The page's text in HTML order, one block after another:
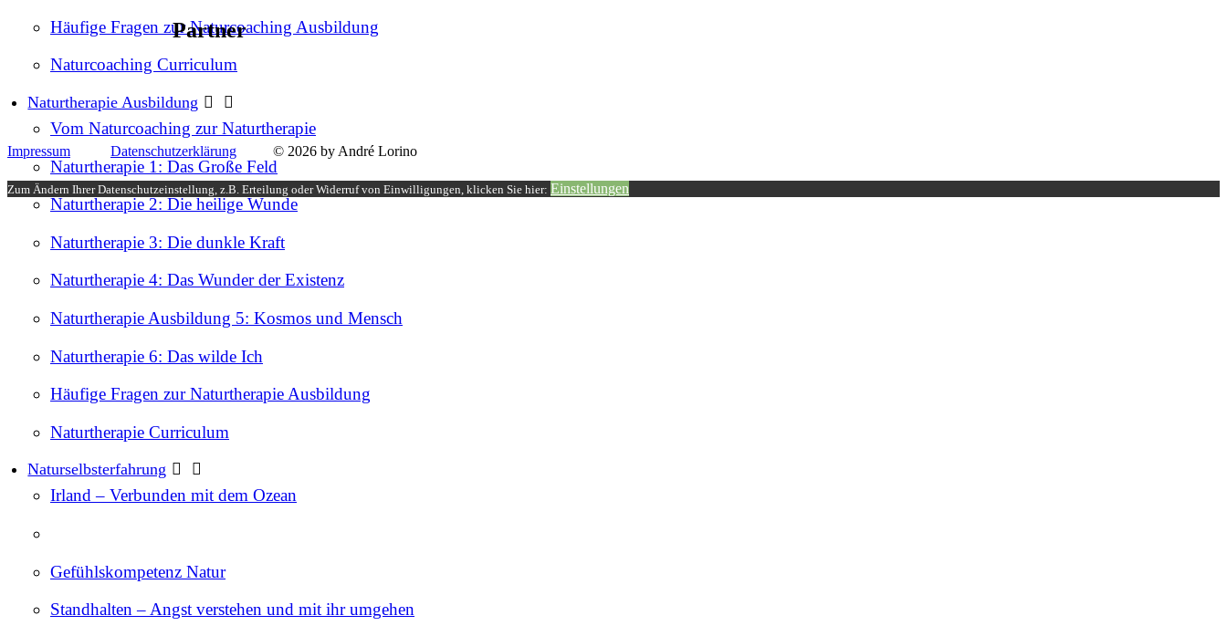
Häufige Fragen zur Naturcoaching Ausbildung
Naturcoaching Curriculum
Naturtherapie Ausbildung
Vom Naturcoaching zur Naturtherapie
Naturtherapie 1: Das Große Feld
Naturtherapie 2: Die heilige Wunde
Naturtherapie 3: Die dunkle Kraft
Naturtherapie 4: Das Wunder der Existenz
Naturtherapie Ausbildung 5: Kosmos und Mensch
Naturtherapie 6: Das wilde Ich
Häufige Fragen zur Naturtherapie Ausbildung
Naturtherapie Curriculum
Naturselbsterfahrung
Irland – Verbunden mit dem Ozean
Gefühlskompetenz Natur
Standhalten – Angst verstehen und mit ihr umgehen
Partner
Impressum Datenschutzerklärung © 2026 by André Lorino
Zum Ändern Ihrer Datenschutzeinstellung, z.B. Erteilung oder Widerruf von Einwilligungen, klicken Sie hier: Einstellungen